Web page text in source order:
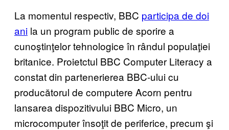
La momentul respectiv, BBC participa de doi
ani la un program public de sporire a
cunoştinţelor tehnologice în rândul populaţiei
britanice. Proietctul BBC Computer Literacy a
constat din partenerierea BBC-ului cu
producătorul de computere Acorn pentru
lansarea dispozitivului BBC Micro, un
microcomputer însoţit de periferice, precum şi